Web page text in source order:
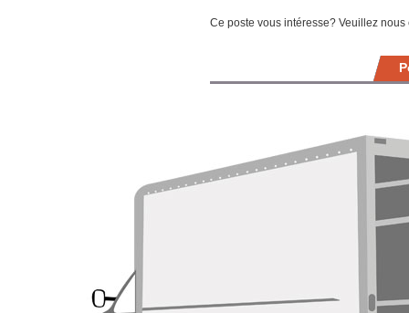
Ce poste vous intéresse? Veuillez